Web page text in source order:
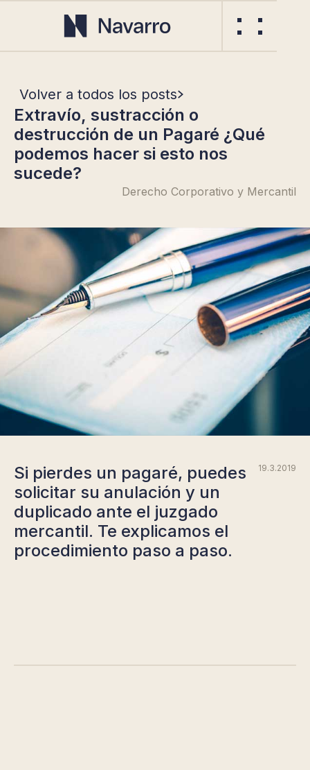
Volver a todos los posts
Extravío, sustracción o
destrucción de un Pagaré ¿Qué
podemos hacer si esto nos
sucede?
Derecho Corporativo y Mercantil
Si pierdes un pagaré, puedes
solicitar su anulación y un
duplicado ante el juzgado
mercantil. Te explicamos el
procedimiento paso a paso.
19.3.2019